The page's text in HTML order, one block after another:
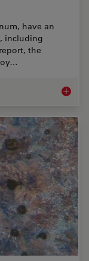
have an
including
the
How to